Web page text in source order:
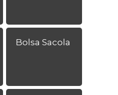
Bolsa Sacola